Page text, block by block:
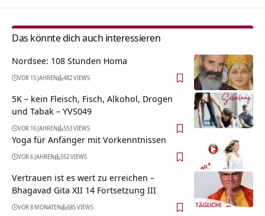
Das könnte dich auch interessieren
Nordsee: 108 Stunden Homa
VOR 15 JAHREN 482 VIEWS
5K – kein Fleisch, Fisch, Alkohol, Drogen
und Tabak – YVS049
VOR 16 JAHREN 553 VIEWS
Yoga für Anfänger mit Vorkenntnissen
VOR 6 JAHREN 552 VIEWS
Vertrauen ist es wert zu erreichen –
Bhagavad Gita XII 14 Fortsetzung III
VOR 8 MONATEN 685 VIEWS